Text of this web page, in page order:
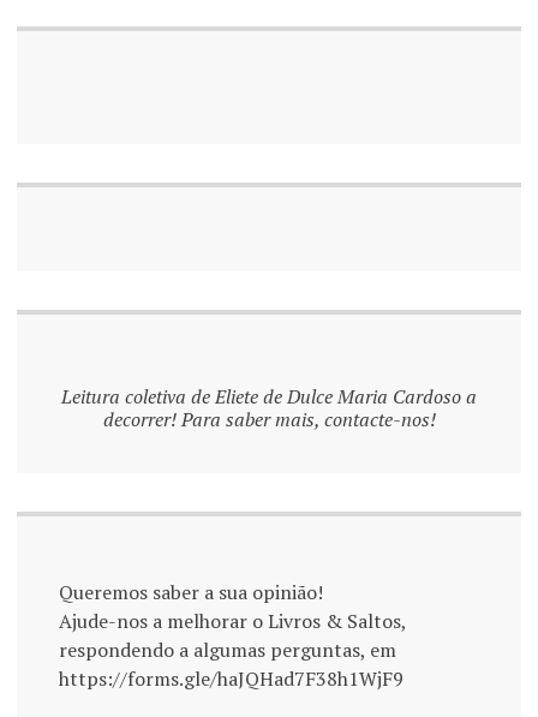
Leitura coletiva de Eliete de Dulce Maria Cardoso a
decorrer! Para saber mais, contacte-nos!
Queremos saber a sua opinião!
Ajude-nos a melhorar o Livros & Saltos,
respondendo a algumas perguntas, em
https://forms.gle/haJQHad7F38h1WjF9